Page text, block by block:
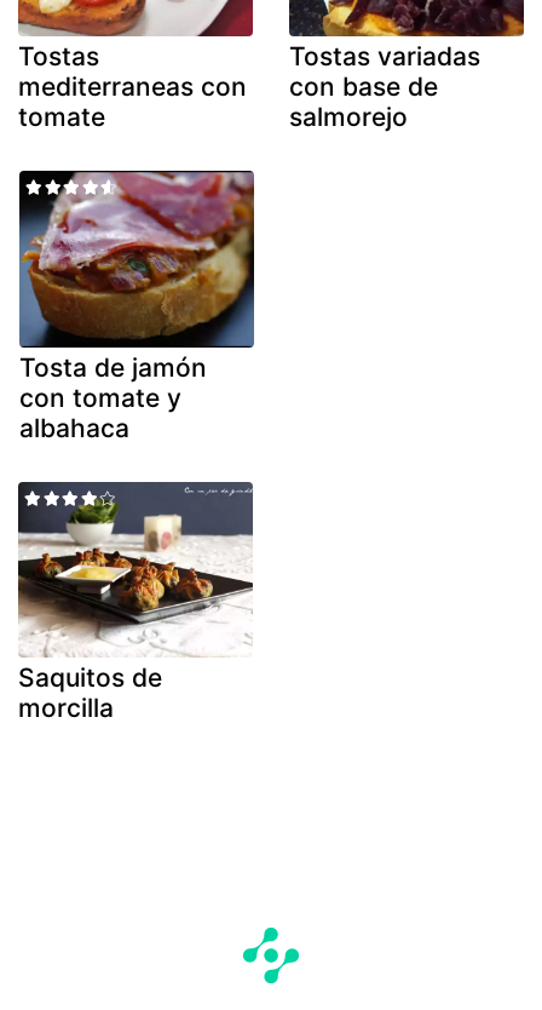
Tostas
mediterraneas con
tomate
Tostas variadas
con base de
salmorejo
Tosta de jamón
con tomate y
albahaca
Saquitos de
morcilla